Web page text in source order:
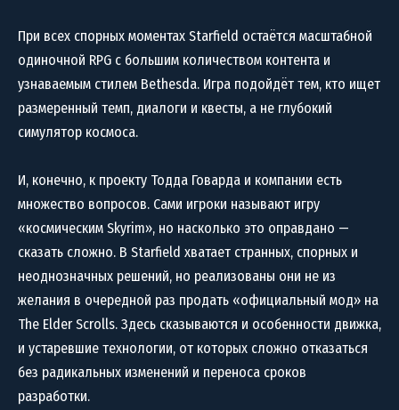
При всех спорных моментах Starfield остаётся масштабной
одиночной RPG с большим количеством контента и
узнаваемым стилем Bethesda. Игра подойдёт тем, кто ищет
размеренный темп, диалоги и квесты, а не глубокий
симулятор космоса.
И, конечно, к проекту Тодда Говарда и компании есть
множество вопросов. Сами игроки называют игру
«космическим Skyrim», но насколько это оправдано —
сказать сложно. В Starfield хватает странных, спорных и
неоднозначных решений, но реализованы они не из
желания в очередной раз продать «официальный мод» на
The Elder Scrolls. Здесь сказываются и особенности движка,
и устаревшие технологии, от которых сложно отказаться
без радикальных изменений и переноса сроков
разработки.